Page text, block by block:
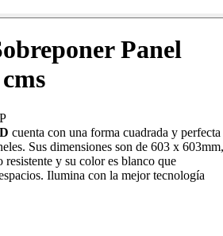
Panel
cuenta con una forma cuadrada y perfecta
Sus dimensiones son de 603 x 603mm,
resistente y su color es blanco que
Ilumina con la mejor tecnología